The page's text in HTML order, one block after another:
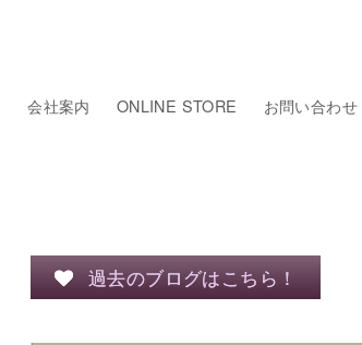
会社案内 ONLINE STORE お問い合わせ
過去のブログはこちら！